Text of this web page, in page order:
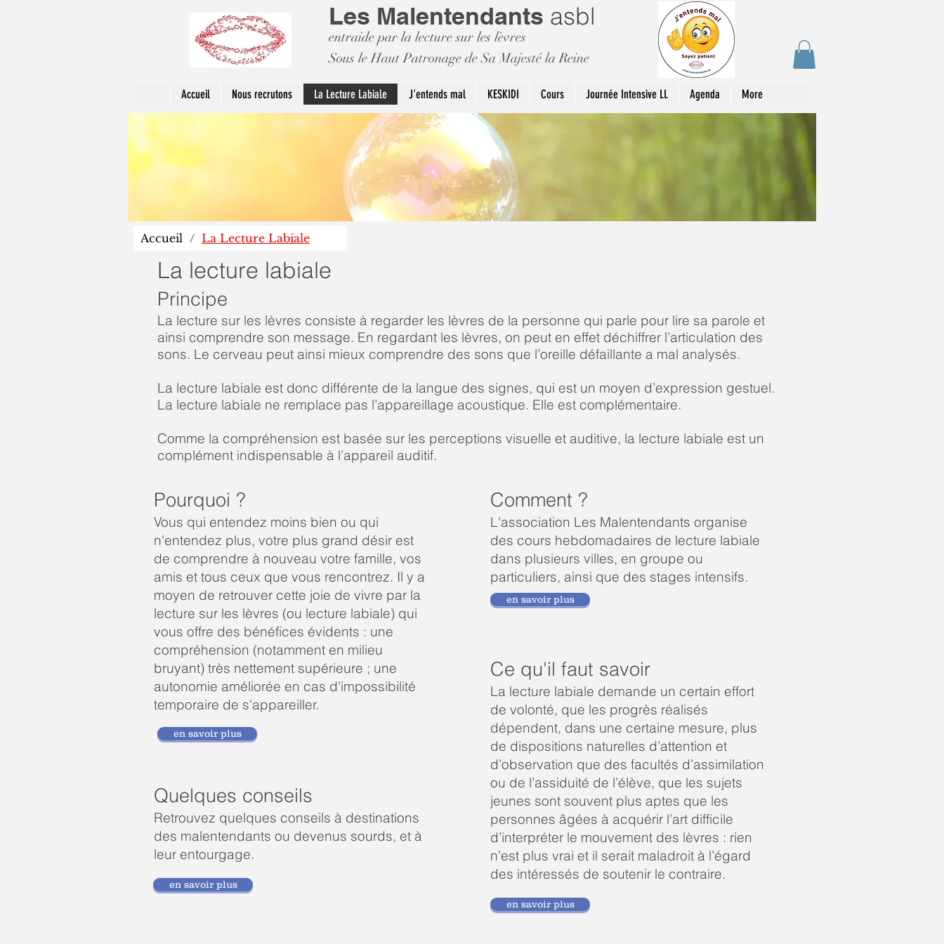
Les Malentendants asbl
entraide par la lecture sur les lèvres
Sous le Haut Patronage de Sa Majesté la Reine
Accueil Nous recrutons La Lecture Labiale J'entends mal KESKIDI Cours Journée Intensive LL Agenda More
Accueil / La Lecture Labiale
La lecture labiale
Principe
La lecture sur les lèvres consiste à regarder les lèvres de la personne qui parle pour lire sa parole et
ainsi comprendre son message. En regardant les lèvres, on peut en effet déchiffrer l’articulation des
sons. Le cerveau peut ainsi mieux comprendre des sons que l’oreille défaillante a mal analysés.
La lecture labiale est donc différente de la langue des signes, qui est un moyen d’expression gestuel.
La lecture labiale ne remplace pas l’appareillage acoustique. Elle est complémentaire.
Comme la compréhension est basée sur les perceptions visuelle et auditive, la lecture labiale est un
complément indispensable à l’appareil auditif.
Pourquoi ?
Vous qui entendez moins bien ou qui
n'entendez plus, votre plus grand désir est
de comprendre à nouveau votre famille, vos
amis et tous ceux que vous rencontrez. Il y a
moyen de retrouver cette joie de vivre par la
lecture sur les lèvres (ou lecture labiale) qui
vous offre des bénéfices évidents : une
compréhension (notamment en milieu
bruyant) très nettement supérieure ; une
autonomie améliorée en cas d'impossibilité
temporaire de s'appareiller.
en savoir plus
Quelques conseils
Retrouvez quelques conseils à destinations
des malentendants ou devenus sourds, et à
leur entourgage.
en savoir plus
Comment ?
L'association Les Malentendants organise
des cours hebdomadaires de lecture labiale
dans plusieurs villes, en groupe ou
particuliers, ainsi que des stages intensifs.
en savoir plus
Ce qu'il faut savoir
La lecture labiale demande un certain effort
de volonté, que les progrès réalisés
dépendent, dans une certaine mesure, plus
de dispositions naturelles d’attention et
d’observation que des facultés d’assimilation
ou de l’assiduité de l’élève, que les sujets
jeunes sont souvent plus aptes que les
personnes âgées à acquérir l’art difficile
d’interpréter le mouvement des lèvres : rien
n’est plus vrai et il serait maladroit à l’égard
des intéressés de soutenir le contraire.
en savoir plus